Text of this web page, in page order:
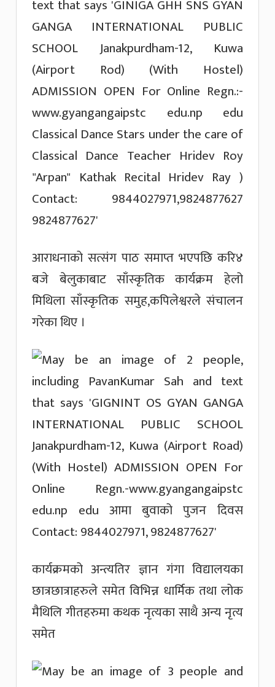
आराधनाको सत्संग पाठ समाप्त भएपछि करि४
बजे बेलुकाबाट साँस्कृतिक कार्यक्रम हेलो
मिथिला साँस्कृतिक समुह,कपिलेश्वरले संचालन
गरेका थिए ।
कार्यक्रमको अन्त्यतिर ज्ञान गंगा विद्यालयका
छात्रछात्राहरुले समेत विभिन्न धार्मिक तथा लोक
मैथिलि गीतहरुमा कथक नृत्यका साथै अन्य नृत्य
समेत